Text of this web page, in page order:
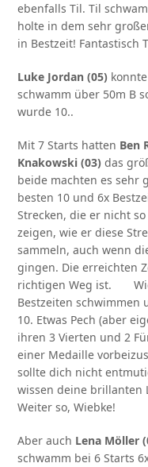
ebenfalls Til. Til
holte in dem sehr
in Bestzeit! Fantastisch
Luke Jordan (05)
schwamm über 50m B
wurde 10..
Mit 7 Starts hatten Ben
Knakowski (03) das
beide machten es sehr
besten 10 und 6x
Strecken, die er nicht
zeigen, wie er diese
sammeln, auch wenn
gingen. Die erreichten
richtigen Weg ist.
Bestzeiten schwimmen
10. Etwas Pech (aber
ihren 3 Vierten und 2
einer Medaille
sollte dich nicht
wissen deine brillanten
Weiter so, Wiebke!
Aber auch Lena Möller
schwamm bei 6 Starts